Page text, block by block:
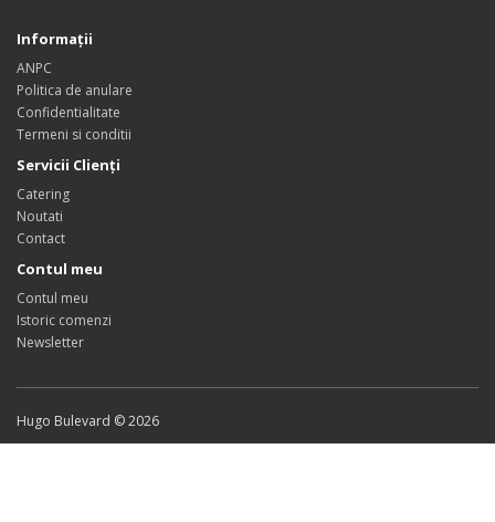
Informaţii
ANPC
Politica de anulare
Confidentialitate
Termeni si conditii
Servicii Clienţi
Catering
Noutati
Contact
Contul meu
Contul meu
Istoric comenzi
Newsletter
Hugo Bulevard © 2026